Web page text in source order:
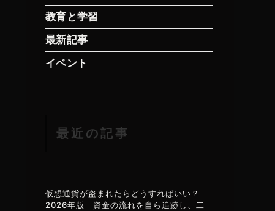
教育と学習
最新記事
イベント
最近の記事
仮想通貨が盗まれたらどうすればいい？
2026年版 資金の流れを自ら追跡し、二